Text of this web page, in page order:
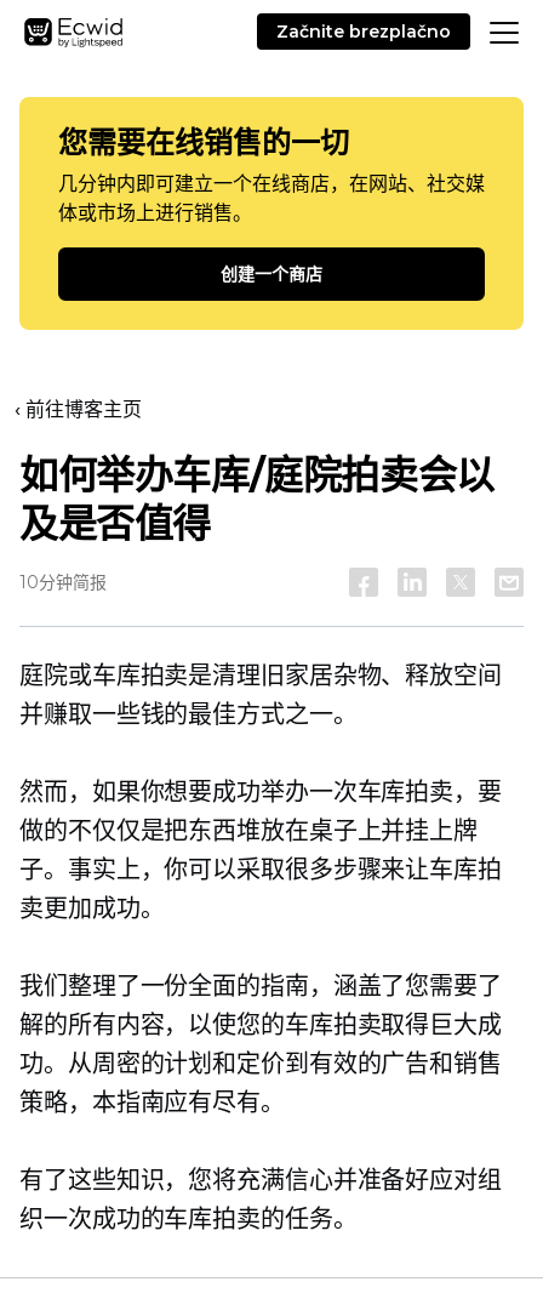
Začnite brezplačno
您需要在线销售的一切
几分钟内即可建立一个在线商店，在网站、社交媒
体或市场上进行销售。
创建一个商店
‹ 前往博客主页
如何举办车库/庭院拍卖会以
及是否值得
10分钟简报
庭院或车库拍卖是清理旧家居杂物、释放空间
并赚取一些钱的最佳方式之一。
然而，如果你想要成功举办一次车库拍卖，要
做的不仅仅是把东西堆放在桌子上并挂上牌
子。事实上，你可以采取很多步骤来让车库拍
卖更加成功。
我们整理了一份全面的指南，涵盖了您需要了
解的所有内容，以使您的车库拍卖取得巨大成
功。从周密的计划和定价到有效的广告和销售
策略，本指南应有尽有。
有了这些知识，您将充满信心并准备好应对组
织一次成功的车库拍卖的任务。